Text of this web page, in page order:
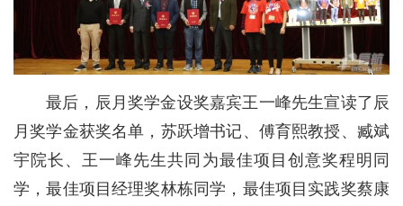
最后，辰月奖学金设奖嘉宾王一峰先生宣读了辰
月奖学金获奖名单，苏跃增书记、傅育熙教授、臧斌
宇院长、王一峰先生共同为最佳项目创意奖程明同
学，最佳项目经理奖林栋同学，最佳项目实践奖蔡康